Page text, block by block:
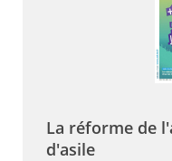
La réforme de
d'asile